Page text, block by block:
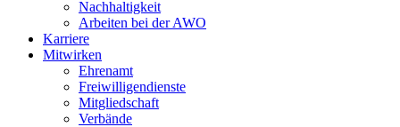
Nachhaltigkeit
Arbeiten bei der AWO
Karriere
Mitwirken
Ehrenamt
Freiwilligendienste
Mitgliedschaft
Verbände